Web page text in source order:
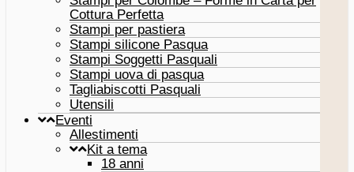
Cottura Perfetta
Stampi per pastiera
Stampi silicone Pasqua
Stampi Soggetti Pasquali
Stampi uova di pasqua
Tagliabiscotti Pasquali
Utensili
Eventi
Allestimenti
Kit a tema
18 anni